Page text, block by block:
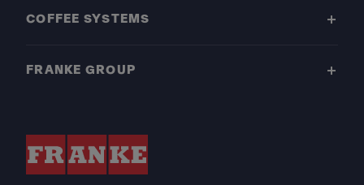
COFFEE SYSTEMS
FRANKE GROUP